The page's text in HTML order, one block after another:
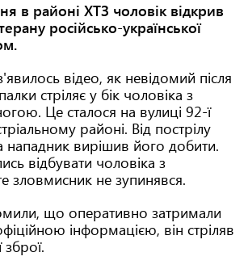
в районі ХТЗ чоловік відкрив
російсько-української
відео, як невідомий після
стріляє у бік чоловіка з
Це сталося на вулиці 92-ї
районі. Від пострілу
нападник вирішив його добити.
відбувати чоловіка з
зловмисник не зупинявся.
що оперативно затримали
інформацією, він стріляв
зброї.